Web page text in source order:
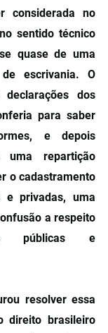
considerada no
sentido técnico
quase de uma
escrivania. O
dos
para saber
e depois
uma repartição
o cadastramento
e privadas, uma
a respeito
públicas e
resolver essa
direito brasileiro